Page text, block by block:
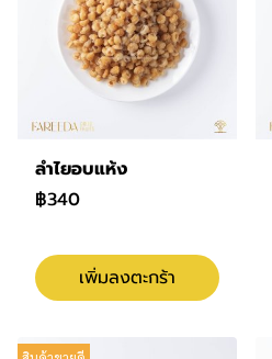
ลำไยอบแห้ง
฿340
เพิ่มลงตะกร้า